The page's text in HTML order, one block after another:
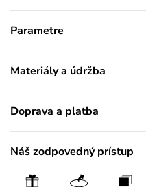
Parametre
Materiály a údržba
Doprava a platba
Náš zodpovedný prístup